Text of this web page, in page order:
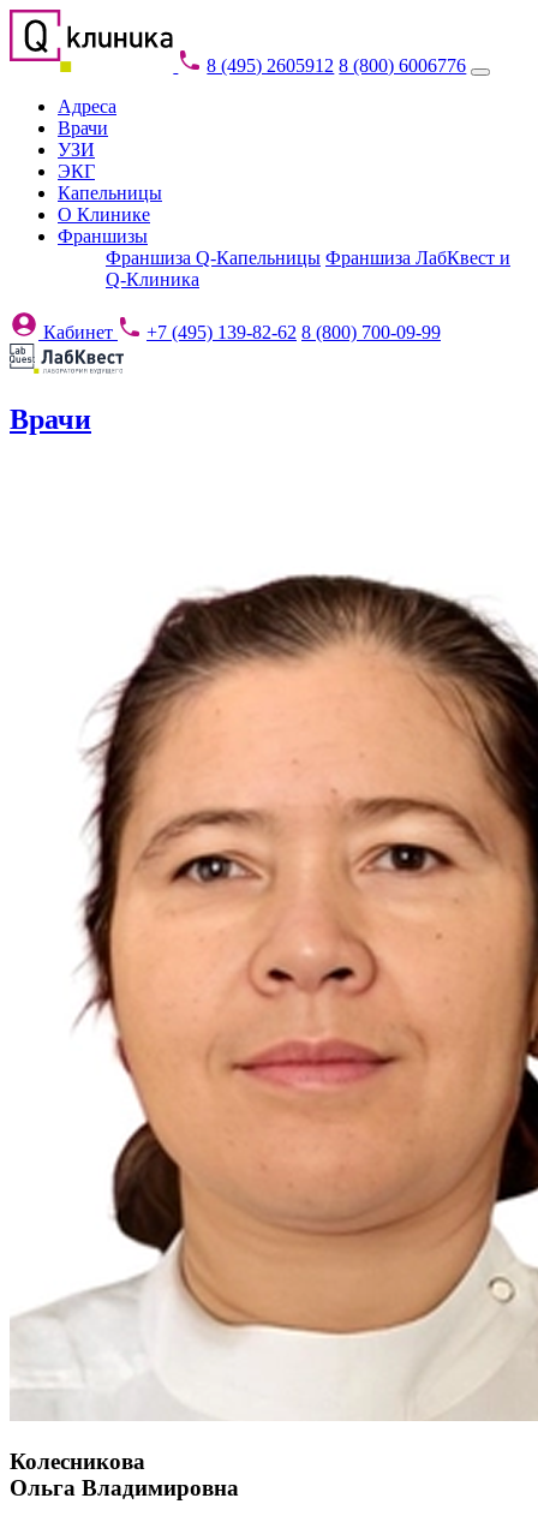
8 (495) 2605912 8 (800) 6006776
Адреса
Врачи
УЗИ
ЭКГ
Капельницы
О Клинике
Франшизы
Франшиза Q-Капельницы Франшиза ЛабКвест и
Q-Клиника
Кабинет +7 (495) 139-82-62 8 (800) 700-09-99
Врачи
Колесникова
Ольга Владимировна